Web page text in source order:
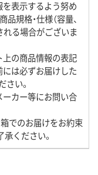
を表示するよう努め
規格・仕様（容量、
れる場合がございま
上の商品情報の表記
には必ずお届けした
い。
ーカー等にお問い合
箱でのお届けをお約束
ください。